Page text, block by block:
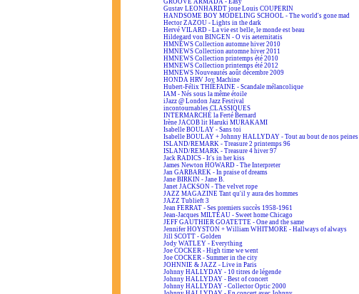
GROOVE ARMADA - Easy
Gustav LEONHARDT joue Louis COUPERIN
HANDSOME BOY MODELING SCHOOL - The world's gone mad
Hector ZAZOU - Lights in the dark
Hervé VILARD - La vie est belle, le monde est beau
Hildegard von BINGEN - O vis aeternitatis
HMNEWS Collection automne hiver 2010
HMNEWS Collection automne hiver 2011
HMNEWS Collection printemps été 2010
HMNEWS Collection printemps été 2012
HMNEWS Nouveautés août décembre 2009
HONDA HRV Joy Machine
Hubert-Félix THIÉFAINE - Scandale mélancolique
IAM - Nés sous la même étoile
iJazz @ London Jazz Festival
incontournables CLASSIQUES
INTERMARCHÉ la Ferté Bernard
Irène JACOB lit Haruki MURAKAMI
Isabelle BOULAY - Sans toi
Isabelle BOULAY + Johnny HALLYDAY - Tout au bout de nos peines
ISLAND/REMARK - Treasure 2 printemps 96
ISLAND/REMARK - Treasure 4 hiver 97
Jack RADICS - It's in her kiss
James Newton HOWARD - The Interpreter
Jan GARBAREK - In praise of dreams
Jane BIRKIN - Jane B.
Janet JACKSON - The velvet rope
JAZZ MAGAZINE Tant qu'il y aura des hommes
JAZZ Tublieft 3
Jean FERRAT - Ses premiers succès 1958-1961
Jean-Jacques MILTEAU - Sweet home Chicago
JEFF GAUTHIER GOATETTE - One and the same
Jennifer HOYSTON + William WHITMORE - Hallways of always
Jill SCOTT - Golden
Jody WATLEY - Everything
Joe COCKER - High time we went
Joe COCKER - Summer in the city
JOHNNIE & JAZZ - Live in Paris
Johnny HALLYDAY - 10 titres de légende
Johnny HALLYDAY - Best of concert
Johnny HALLYDAY - Collector Optic 2000